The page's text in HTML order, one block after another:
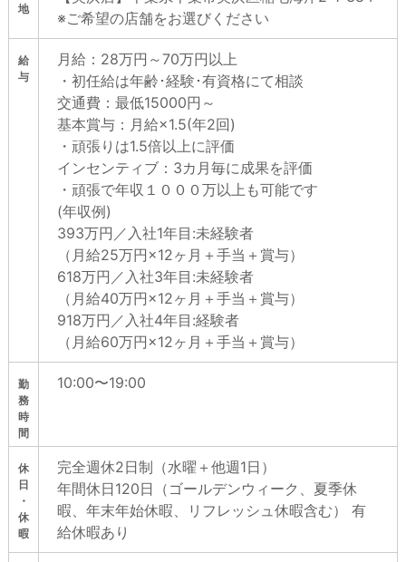
地
※ご希望の店舗をお選びください
給
与
月給：28万円～70万円以上
・初任給は年齢･経験･有資格にて相談
交通費：最低15000円～
基本賞与：月給×1.5(年2回)
・頑張りは1.5倍以上に評価
インセンティブ：3カ月毎に成果を評価
・頑張で年収１０００万以上も可能です
(年収例)
393万円／入社1年目:未経験者
（月給25万円×12ヶ月＋手当＋賞与）
618万円／入社3年目:未経験者
（月給40万円×12ヶ月＋手当＋賞与）
918万円／入社4年目:経験者
（月給60万円×12ヶ月＋手当＋賞与）
勤
務
時
間
10:00〜19:00
休
日
・
休
暇
完全週休2日制（水曜＋他週1日）
年間休日120日（ゴールデンウィーク、夏季休
暇、年末年始休暇、リフレッシュ休暇含む） 有
給休暇あり